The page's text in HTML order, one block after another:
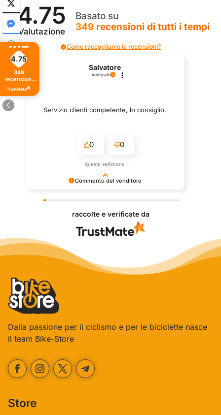
4.75
Valutazione
Basato su
349recensioni di tutti i tempi
Come raccogliamo le recensioni?
Commento del venditore
servizio giusto a clienti così fantastici. Grazie
Salvatore
verificato
Servizio clienti competente, lo consiglio.
0 0
questa settimana
raccolte e verificate da
Dalla passione per il ciclismo e per le biciclette nasce
il team Bike-Store
Store
4.75
349
recensioni
di tutti i
tempi